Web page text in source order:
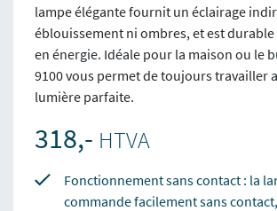
lampe élégante fournit un éclairage
éblouissement ni ombres, et est
en énergie. Idéale pour la maison ou le
9100 vous permet de toujours travailler
lumière parfaite.
318,- HTVA
Fonctionnement sans contact : la
commande facilement sans